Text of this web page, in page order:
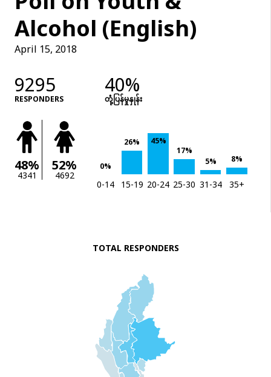
Alcohol (English)
April 15, 2018
9295
RESPONDERS
40%
တုံံ့ပြန်မှုနှုန်း
48%
4341
52%
4692
0%
26%
45%
17%
5%
8%
0-14 15-19 20-24 25-30 31-34 35+
TOTAL RESPONDERS